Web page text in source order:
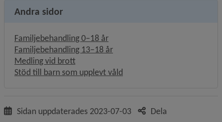
Andra sidor
Familjebehandling 0–18 år
Familjebehandling 13–18 år
Medling vid brott
Stöd till barn som upplevt våld
Sidan uppdaterades 2023-07-03 Dela